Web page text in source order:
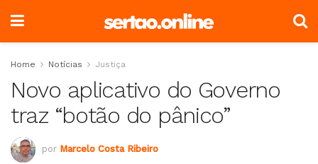
Home Notícias Justiça
Novo aplicativo do Governo
traz “botão do pânico”
por Marcelo Costa Ribeiro